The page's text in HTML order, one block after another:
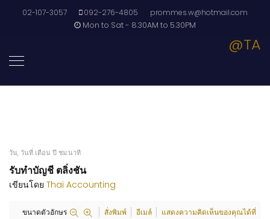
02-107-3057 092-276-4805
prommes.w@hotmail.com
Mon to Sat - 8.30AM to 5.30PM
@TA
วัน, วันที่ เดือน ปี ชม:นาที
รับทำบัญชี ตลิ่งชัน
เขียนโดย Thai Accounting
ขนาดตัวอักษร สั่งพิมพ์ อีเมล์
แสดงความคิดเห็นของคุณได้ที่